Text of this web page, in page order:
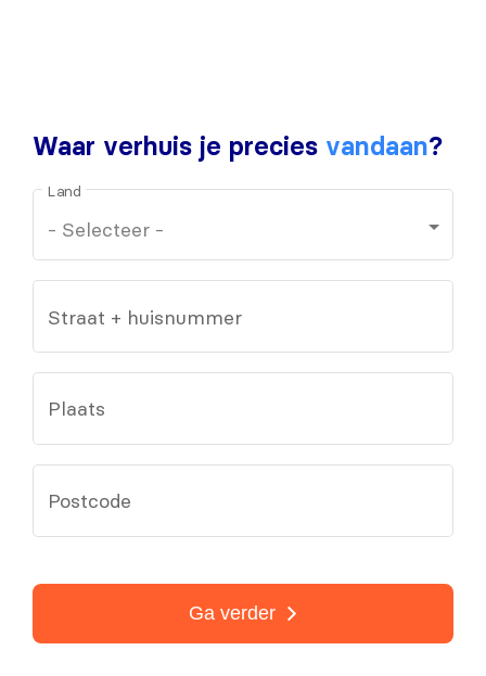
Waar verhuis je precies vandaan?
Land
Straat + huisnummer
Plaats
Postcode
Ga verder